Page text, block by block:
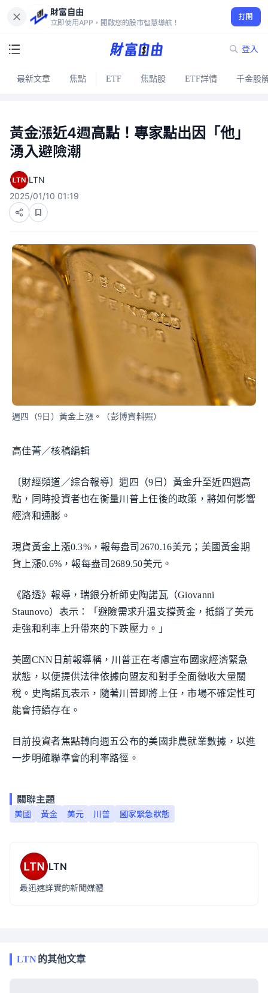
財富自由
立即使用APP，開啟您的股市智慧導航！
打開
登入
最新文章 焦點 ETF 焦點股 ETF詳情 千金股
黃金漲近4週高點！專家點出因「他」
湧入避險潮
LTN
2025/01/10 01:19
週四（9日）黃金上漲。（彭博資料照）
高佳菁／核稿編輯
〔財經頻道／綜合報導〕週四（9日）黃金升至近四週高
點，同時投資者也在衡量川普上任後的政策，將如何影響
經濟和通膨。
現貨黃金上漲0.3%，報每盎司2670.16美元；美國黃金期
貨上漲0.6%，報每盎司2689.50美元。
《路透》報導，瑞銀分析師史陶諾瓦（Giovanni
Staunovo）表示：「避險需求升溫支撐黃金，抵銷了美元
走強和利率上升帶來的下跌壓力。」
美國CNN日前報導稱，川普正在考慮宣布國家經濟緊急
狀態，以便提供法律依據向盟友和對手全面徵收大量關
稅。史陶諾瓦表示，隨著川普即將上任，市場不確定性可
能會持續存在。
目前投資者焦點轉向週五公布的美國非農就業數據，以進
一步明確聯準會的利率路徑。
關聯主題
美國 黃金 美元 川普 國家緊急狀態
LTN
最迅速詳實的新聞媒體
LTN的其他文章